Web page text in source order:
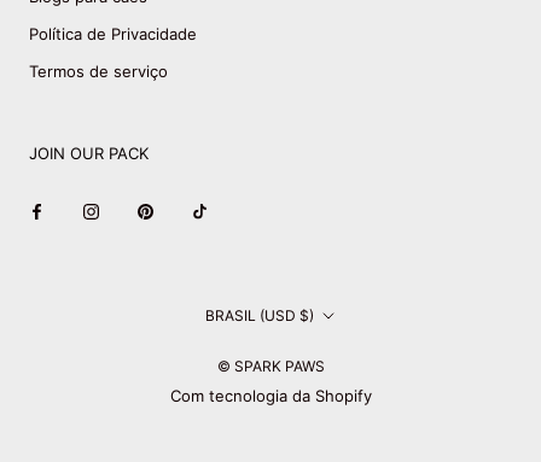
Política de Privacidade
Termos de serviço
JOIN OUR PACK
País/região BRASIL (USD $)
© SPARK PAWS
Com tecnologia da Shopify